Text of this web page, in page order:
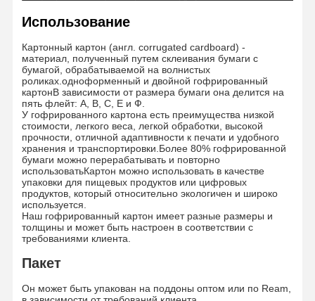
Экскурсия
Контроль
Случаи Блог
Серый картон
Двухшпиндельная доска
Смещенная бумага
Использование
Картонный картон (англ. corrugated cardboard) -
материал, полученный путем склеивания бумаги с
бумагой, обрабатываемой на волнистых
роликах.одноформенный и двойной гофрированный
картонВ зависимости от размера бумаги она делится на
пять флейт: А, В, С, Е и Ф.
У гофрированного картона есть преимущества низкой
стоимости, легкого веса, легкой обработки, высокой
прочности, отличной адаптивности к печати и удобного
хранения и транспортировки.Более 80% гофрированной
бумаги можно перерабатывать и повторно
использоватьКартон можно использовать в качестве
упаковки для пищевых продуктов или цифровых
продуктов, который относительно экологичен и широко
используется.
Наш гофрированный картон имеет разные размеры и
толщины и может быть настроен в соответствии с
требованиями клиента.
Пакет
Он может быть упакован на поддоны оптом или по Ream,